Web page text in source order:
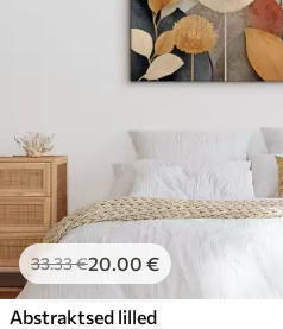
33.33€20.00 €
Abstraktsed lilled